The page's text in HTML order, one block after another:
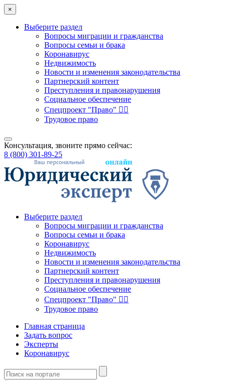
×
Выберите раздел
Вопросы миграции и гражданства
Вопросы семьи и брака
Коронавирус
Недвижимость
Новости и изменения законодательства
Партнерский контент
Преступления и правонарушения
Социальное обеспечение
Спецпроект "Право" 👮‍♂️
Трудовое право
Консультация, звоните прямо сейчас:
8 (800) 301-89-25
Выберите раздел
Вопросы миграции и гражданства
Вопросы семьи и брака
Коронавирус
Недвижимость
Новости и изменения законодательства
Партнерский контент
Преступления и правонарушения
Социальное обеспечение
Спецпроект "Право" 👮‍♂️
Трудовое право
Главная страница
Задать вопрос
Эксперты
Коронавирус